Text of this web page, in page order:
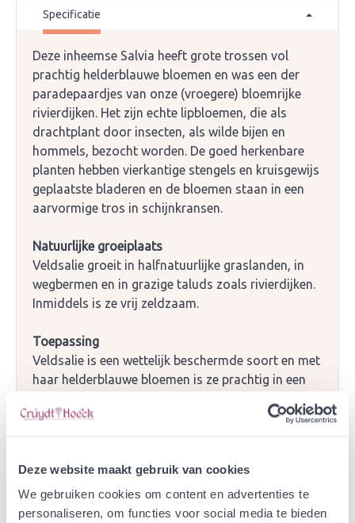
Deze website maakt gebruik van cookies
We gebruiken cookies om content en advertenties te
personaliseren, om functies voor social media te bieden
Specificatie
Deze inheemse Salvia heeft grote trossen vol
prachtig helderblauwe bloemen en was een der
paradepaardjes van onze (vroegere) bloemrijke
rivierdijken. Het zijn echte lipbloemen, die als
drachtplant door insecten, als wilde bijen en
hommels, bezocht worden. De goed herkenbare
planten hebben vierkantige stengels en kruisgewijs
geplaatste bladeren en de bloemen staan in een
aarvormige tros in schijnkransen.
Natuurlijke groeiplaats
Veldsalie groeit in halfnatuurlijke graslanden, in
wegbermen en in grazige taluds zoals rivierdijken.
Inmiddels is ze vrij zeldzaam.
Toepassing
Veldsalie is een wettelijk beschermde soort en met
haar helderblauwe bloemen is ze prachtig in een
visueel aantrekkelijk en ecologisch waardevolle
kalkminnende soorten, zoals Blaassilene,
Beemdkroon, Duifkruid en Wilde marjolein.